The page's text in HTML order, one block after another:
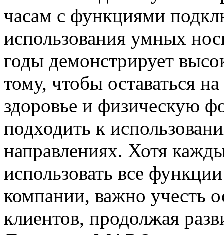
часам c функциями
использования умных
годы демонстрирует
тому, чтобы оставаться
здоровье и физическую
подходить к
направлениях. Хотя
использовать все
компании, важно учесть
клиентов, продолжая